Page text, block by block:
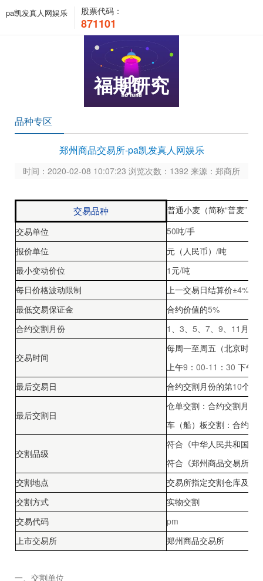
pa凯发真人网娱乐 股票代码：
871101
福期研究
品种专区
郑州商品交易所-pa凯发真人网娱乐
时间：2020-02-08 10:07:23 浏览次数：1392 来源：郑商所
交易品种 普通小麦（简称“普麦”
交易单位 50吨/手
报价单位 元（人民币） /吨
最小变动价位 1 元/吨
每日价格波动限制 上一交易日结算价±4%
最低交易保证金 合约价值的5%
合约交割月份 1 、 3、 5、 7、 9、 11 月
交易时间
每周一至周五（北京时间
上午9 ： 00-11 ： 30 下午
最后交易日 合约交割月份的第10个交
最后交割日
仓单交割：合约交割月份
车（船）板交割：合约交
交割品级
符合《中华人民共和国国
符合《郑州商品交易所期
交割地点 交易所指定交割仓库及指
交割方式 实物交割
交易代码 pm
上市交易所 郑州商品交易所
一、交割单位